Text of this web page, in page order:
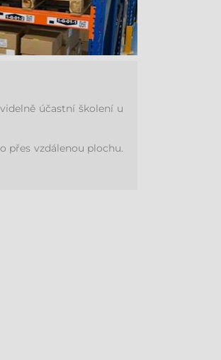
účastní školení u
přes vzdálenou plochu.